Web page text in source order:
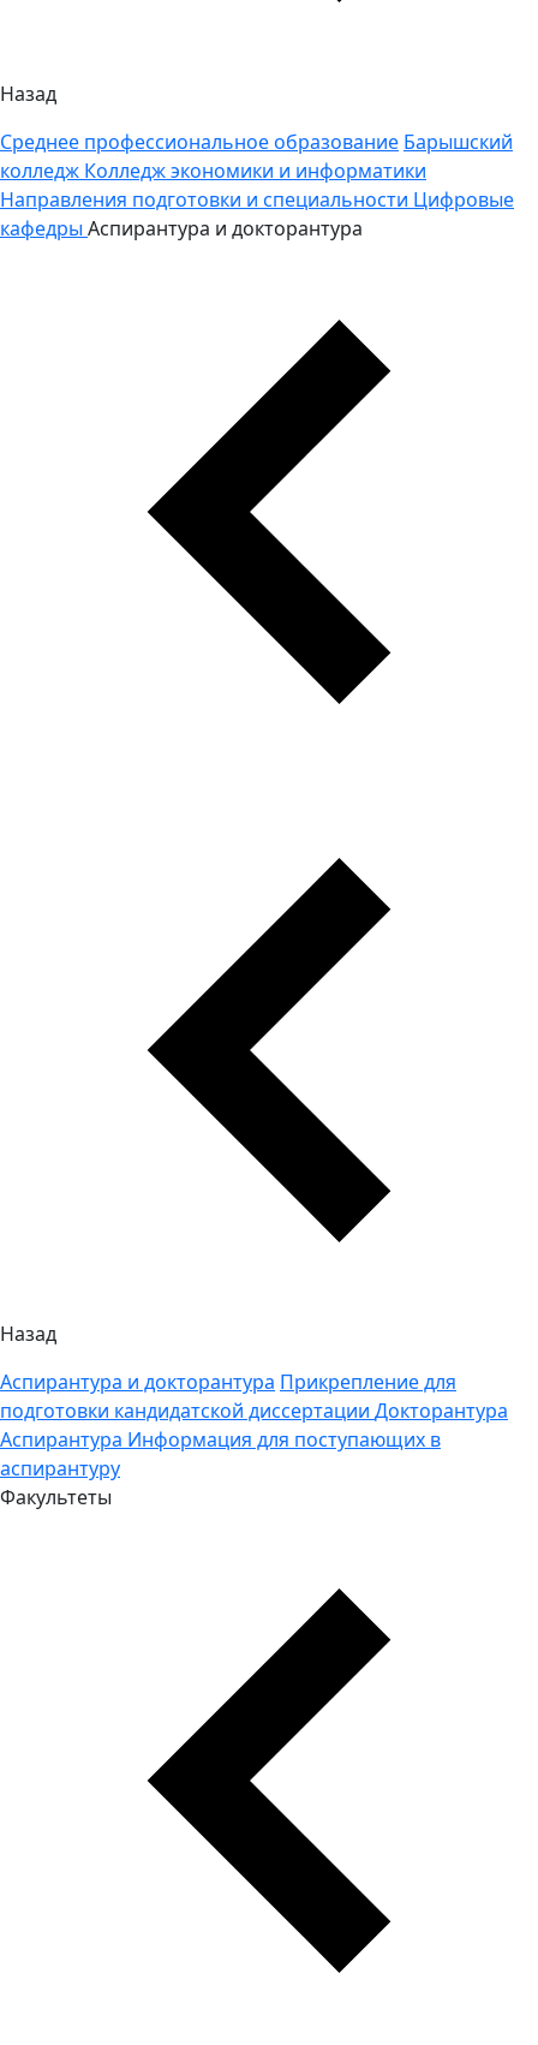
Назад
Среднее профессиональное образование Барышский
колледж Колледж экономики и информатики
Направления подготовки и специальности Цифровые
кафедры Аспирантура и докторантура
Назад
Аспирантура и докторантура Прикрепление для
подготовки кандидатской диссертации Докторантура
Аспирантура Информация для поступающих в
аспирантуру
Факультеты